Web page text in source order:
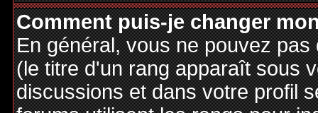
Comment puis-je changer
En général, vous ne pouvez
(le titre d'un rang apparaît sous
discussions et dans votre profil